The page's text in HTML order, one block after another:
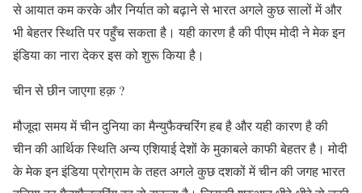
से आयात कम करके और निर्यात को बढ़ाने से भारत अगले कुछ सालों में और
भी बेहतर स्थिति पर पहुँच सकता है। यही कारण है की पीएम मोदी ने मेक इन
इंडिया का नारा देकर इस को शुरू किया है।
चीन से छीन जाएगा हक़ ?
मौजूदा समय में चीन दुनिया का मैन्युफैक्चरिंग हब है और यही कारण है की
चीन की आर्थिक स्थिति अन्य एशियाई देशों के मुकाबले काफी बेहतर है। मोदी
के मेक इन इंडिया प्रोग्राम के तहत अगले कुछ दशकों में चीन की जगह भारत